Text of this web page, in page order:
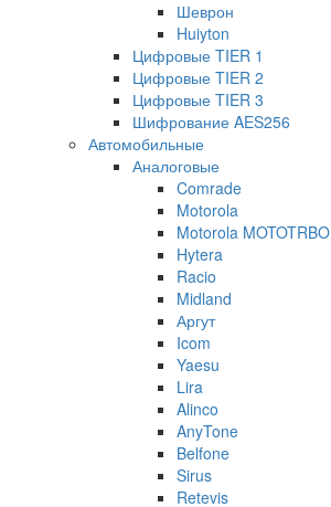
Шеврон
Huiyton
Цифровые TIER 1
Цифровые TIER 2
Цифровые TIER 3
Шифрование AES256
Автомобильные
Аналоговые
Comrade
Motorola
Motorola MOTOTRBO
Hytera
Racio
Midland
Аргут
Icom
Yaesu
Lira
Alinco
AnyTone
Belfone
Sirus
Retevis